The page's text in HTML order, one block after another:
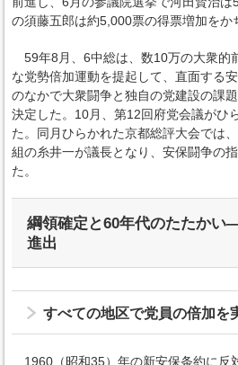
の須藤五郎は約5,000票の得票増加をか
59年8月、6中総は、数10万の大衆的
な党勢倍加運動を提起して、直面する
のなかで大衆闘争と独自の党建設の課
決定した。10月、第12回府党会議がひ
た。同月ひらかれた京都総評大会では
組の糸井一が議長となり、安保闘争の
た。
綱領確定と60年代のたたかい
進出
すべての地区で党員の倍加を
1960（昭和35）年の新安保条約に反